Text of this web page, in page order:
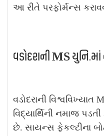
આ રીતે પરફોર્મન્સ
વડોદરાની MS
વડોદરાની વિશ્વવિખ્યાત
વિદ્યાર્થિની નમાજ
છે. સાયન્સ ફેકલ્ટીના